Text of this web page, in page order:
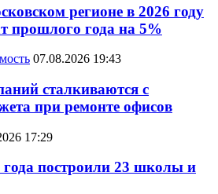
регионе в 2026 году
прошлого года на 5%
07.08.2026 19:43
сталкиваются с
при ремонте офисов
17:29
построили 23 школы и